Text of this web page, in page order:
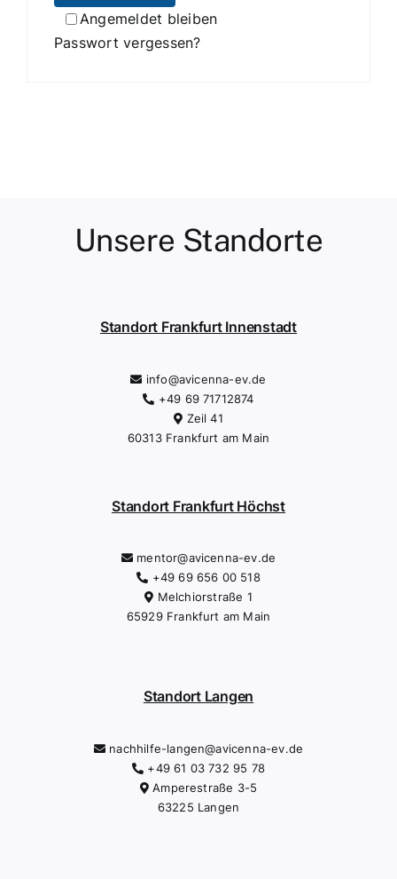
Angemeldet bleiben
Passwort vergessen?
Unsere Standorte
Standort Frankfurt Innenstadt
info@avicenna-ev.de
+49 69 71712874
Zeil 41
60313 Frankfurt am Main
Standort Frankfurt Höchst
mentor@avicenna-ev.de
+49 69 656 00 518
Melchiorstraße 1
65929 Frankfurt am Main
Standort Langen
nachhilfe-langen@avicenna-ev.de
+49 61 03 732 95 78
Amperestraße 3-5
63225 Langen